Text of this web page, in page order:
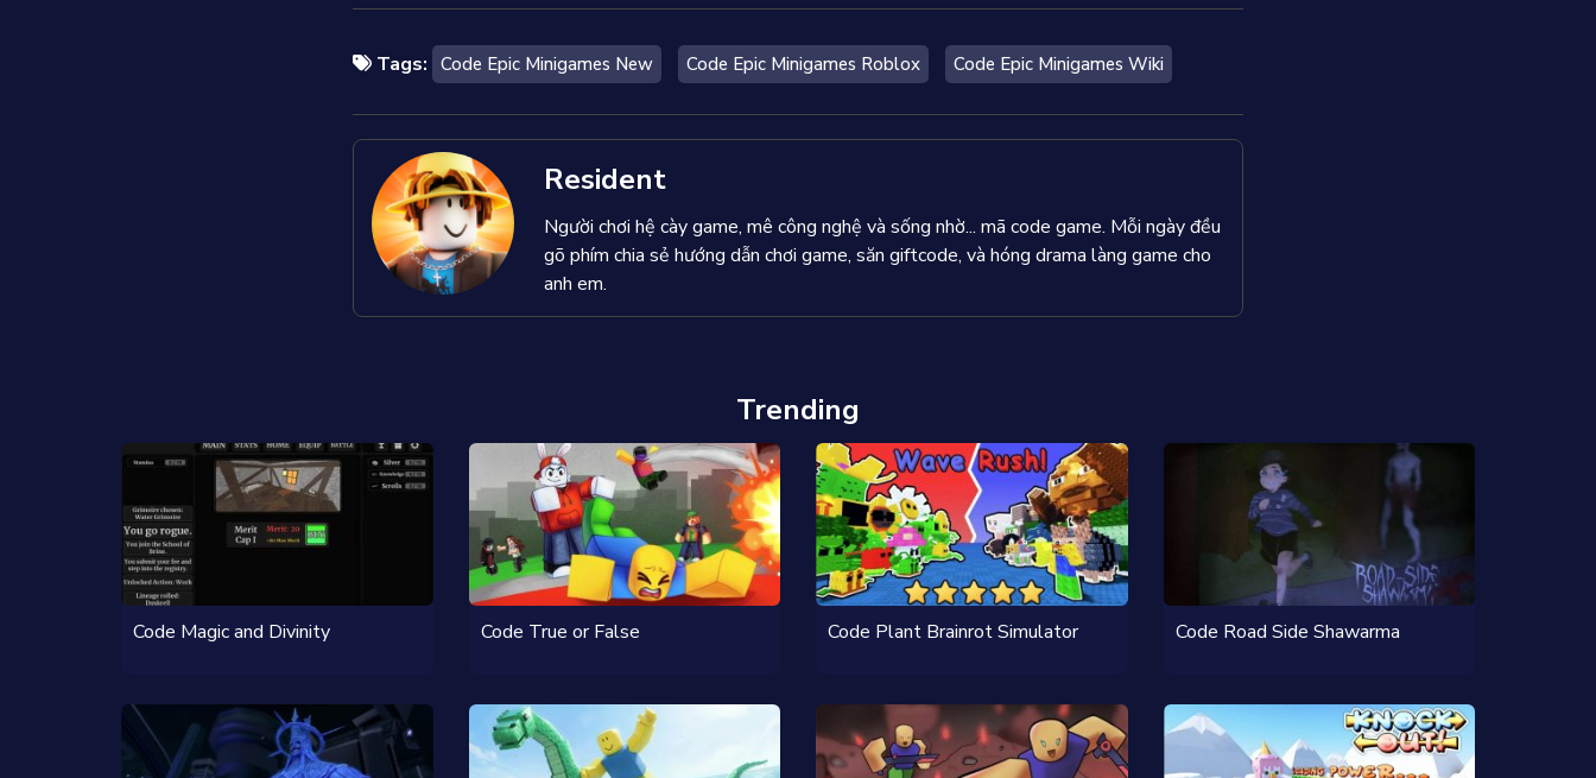
Tags: Code Epic Minigames New Code Epic Minigames Roblox Code Epic Minigames Wiki
Resident
Người chơi hệ cày game, mê công nghệ và sống nhờ... mã code game. Mỗi ngày đều
gõ phím chia sẻ hướng dẫn chơi game, săn giftcode, và hóng drama làng game cho
anh em.
Trending
Code Magic and Divinity Code True or False Code Plant Brainrot Simulator Code Road Side Shawarma